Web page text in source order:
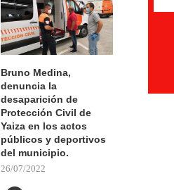
Bruno Medina,
denuncia la
desaparición de
Protección Civil de
Yaiza en los actos
públicos y deportivos
del municipio.
26/07/2022